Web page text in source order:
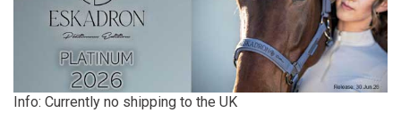
Info: Currently no shipping to the UK